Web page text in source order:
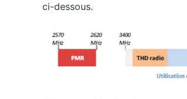
ci-dessous.